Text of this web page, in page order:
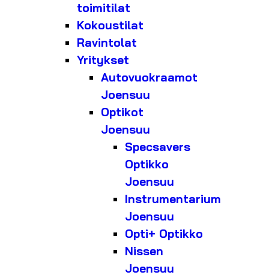
toimitilat
Kokoustilat
Ravintolat
Yritykset
Autovuokraamot
Joensuu
Optikot
Joensuu
Specsavers
Optikko
Joensuu
Instrumentarium
Joensuu
Opti+ Optikko
Nissen
Joensuu